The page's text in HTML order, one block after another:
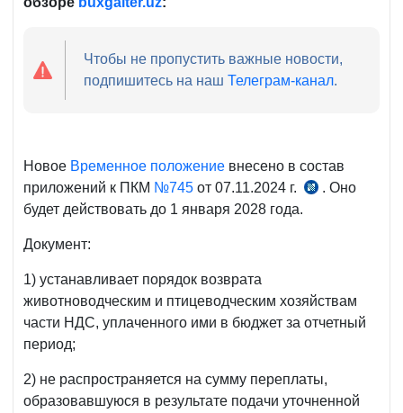
Чтобы не пропустить важные новости,
подпишитесь на нашТелеграм-канал.
Новое Временное положение внесено в состав
приложений к ПКМ №745 от 07.11.2024 г.
ПКМ
. Оно
будет действовать до 1 января 2028 года.
Документ:
1) устанавливает порядок возврата
животноводческим и птицеводческим хозяйствам
части НДС, уплаченного ими в бюджет за отчетный
период;
2) не распространяется на сумму переплаты,
образовавшуюся в результате подачи уточненной